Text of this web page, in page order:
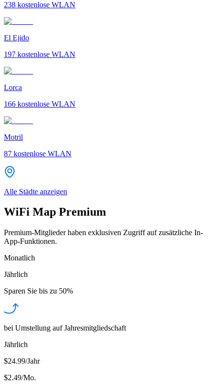
238 kostenlose WLAN
El Ejido
197 kostenlose WLAN
Lorca
166 kostenlose WLAN
Motril
87 kostenlose WLAN
Alle Städte anzeigen
WiFi Map Premium
Premium-Mitglieder haben exklusiven Zugriff auf zusätzliche In-
App-Funktionen.
Monatlich
Jährlich
Sparen Sie bis zu 50%
bei Umstellung auf Jahresmitgliedschaft
Jährlich
$24.99/Jahr
$2.49/Mo.